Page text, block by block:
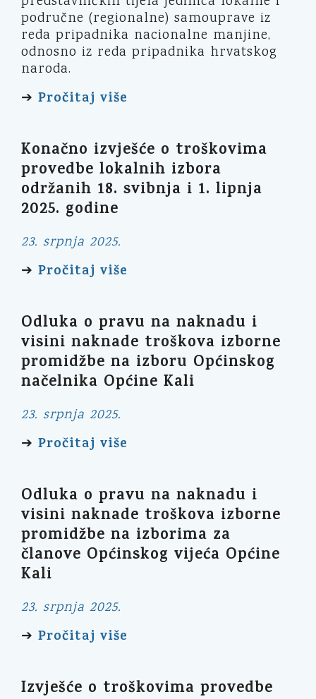
područne (regionalne) samouprave iz
reda pripadnika nacionalne manjine,
odnosno iz reda pripadnika hrvatskog
naroda.
➔ Pročitaj više
Konačno izvješće o troškovima
provedbe lokalnih izbora
održanih 18. svibnja i 1. lipnja
2025. godine
23. srpnja 2025.
➔ Pročitaj više
Odluka o pravu na naknadu i
visini naknade troškova izborne
promidžbe na izboru Općinskog
načelnika Općine Kali
23. srpnja 2025.
➔ Pročitaj više
Odluka o pravu na naknadu i
visini naknade troškova izborne
promidžbe na izborima za
članove Općinskog vijeća Općine
Kali
23. srpnja 2025.
➔ Pročitaj više
Izvješće o troškovima provedbe